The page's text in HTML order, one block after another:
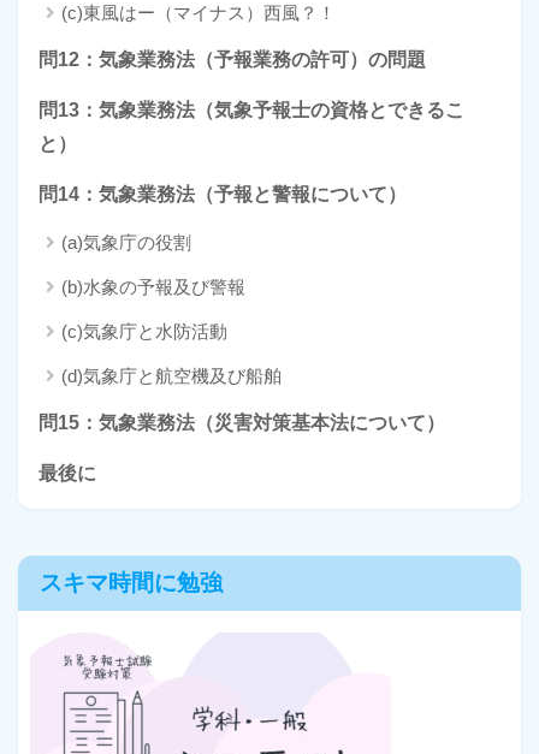
(c)東風はー（マイナス）西風？！
問12：気象業務法（予報業務の許可）の問題
問13：気象業務法（気象予報士の資格とできるこ
と）
問14：気象業務法（予報と警報について）
(a)気象庁の役割
(b)水象の予報及び警報
(c)気象庁と水防活動
(d)気象庁と航空機及び船舶
問15：気象業務法（災害対策基本法について）
最後に
スキマ時間に勉強